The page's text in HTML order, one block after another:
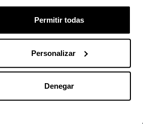
Permitir todas
Personalizar
Denegar